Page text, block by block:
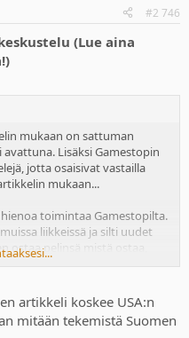
#2 746
(Lue aina
mukaan on sattuman
Lisäksi Gamestopin
jotta osaisivat vastailla
mukaan...
toimintaa Gamestopilta.
liikkeissä ja silti uudet
ostaa pelinsä mistä ostaa,
ellei rikollista.
artikkeli koskee USA:n
mitään tekemistä Suomen